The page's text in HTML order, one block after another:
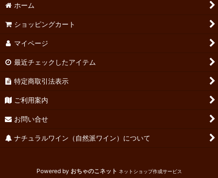
ホーム
ショッピングカート
マイページ
最近チェックしたアイテム
特定商取引法表示
ご利用案内
お問い合せ
ナチュラルワイン（自然派ワイン）について
Powered by おちゃのこネット ネットショップ作成サービス